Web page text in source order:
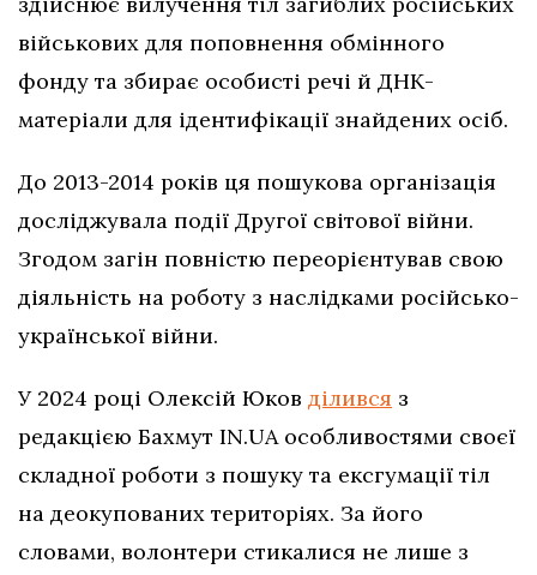
військових для поповнення обмінного
фонду та збирає особисті речі й ДНК-
матеріали для ідентифікації знайдених осіб.
До 2013-2014 років ця пошукова організація
досліджувала події Другої світової війни.
Згодом загін повністю переорієнтував свою
діяльність на роботу з наслідками російсько-
української війни.
У 2024 році Олексій Юков ділився з
редакцією Бахмут IN.UA особливостями своєї
складної роботи з пошуку та ексгумації тіл
на деокупованих територіях. За його
словами, волонтери стикалися не лише з